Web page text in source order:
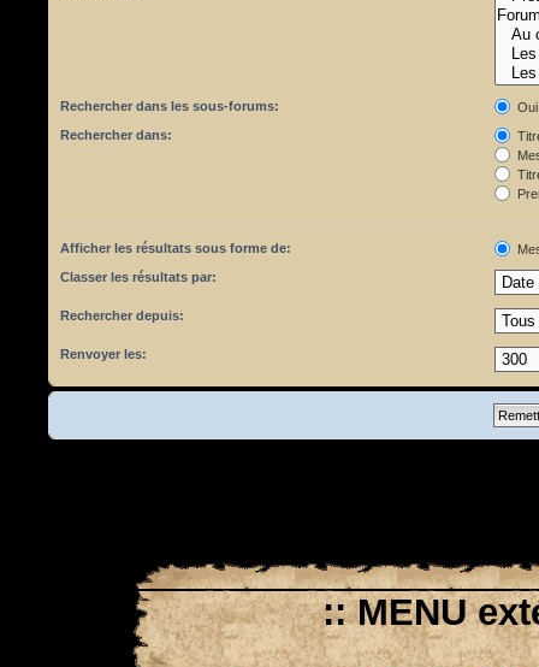
Rechercher dans les sous-forums:
Oui
Rechercher dans:
Afficher les résultats sous forme de:
Classer les résultats par:
Rechercher depuis:
Renvoyer les:
:: MENU